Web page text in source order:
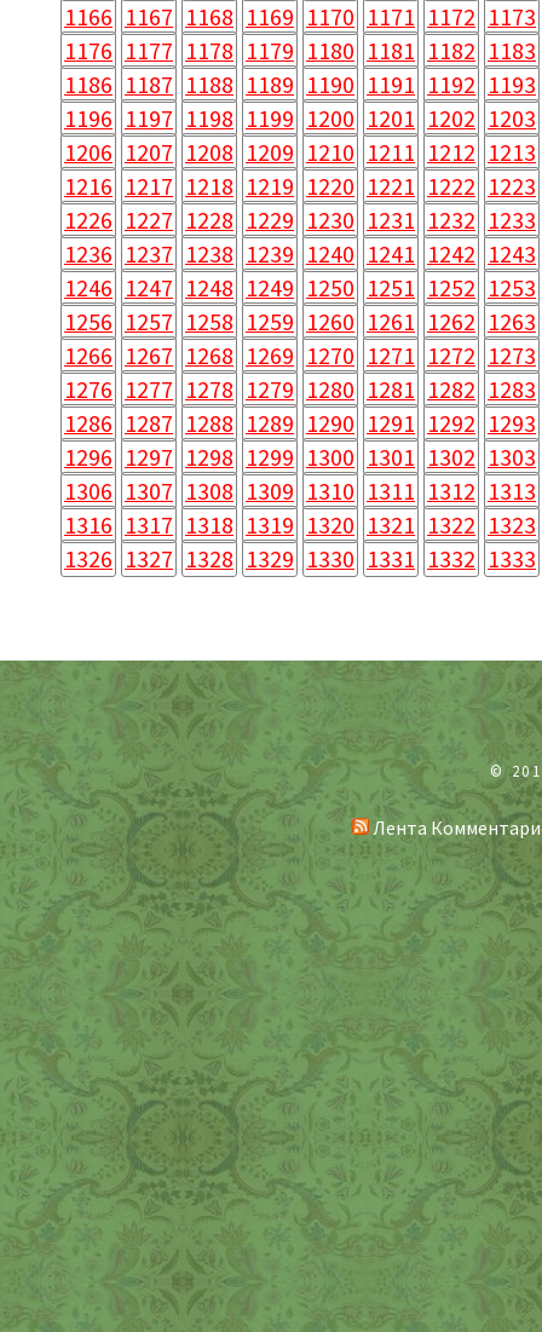
1166 1167 1168 1169 1170 1171 1172 1173
1176 1177 1178 1179 1180 1181 1182 1183
1186 1187 1188 1189 1190 1191 1192 1193
1196 1197 1198 1199 1200 1201 1202 1203
1206 1207 1208 1209 1210 1211 1212 1213
1216 1217 1218 1219 1220 1221 1222 1223
1226 1227 1228 1229 1230 1231 1232 1233
1236 1237 1238 1239 1240 1241 1242 1243
1246 1247 1248 1249 1250 1251 1252 1253
1256 1257 1258 1259 1260 1261 1262 1263
1266 1267 1268 1269 1270 1271 1272 1273
1276 1277 1278 1279 1280 1281 1282 1283
1286 1287 1288 1289 1290 1291 1292 1293
1296 1297 1298 1299 1300 1301 1302 1303
1306 1307 1308 1309 1310 1311 1312 1313
1316 1317 1318 1319 1320 1321 1322 1323
1326 1327 1328 1329 1330 1331 1332 1333
©
Лента